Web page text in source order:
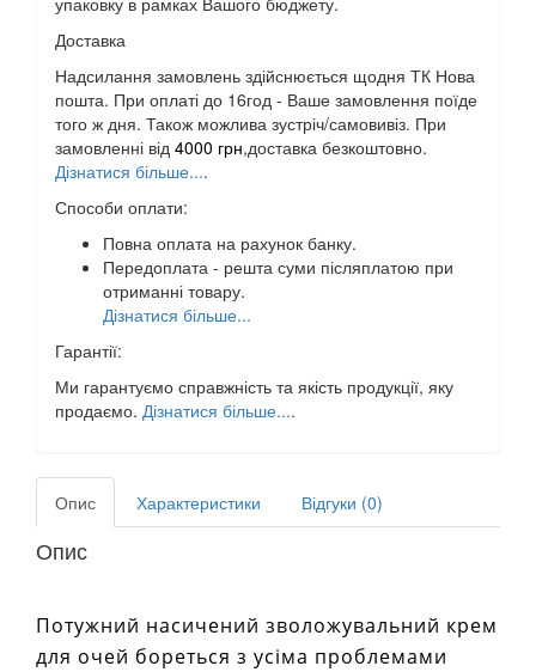
Доставка
Надсилання замовлень здійснюється щодня ТК Нова
пошта. При оплаті до 16год - Ваше замовлення поїде
того ж дня. Також можлива зустріч/самовивіз. При
замовленні від 4000 грн,доставка безкоштовно.
Дізнатися більше....
Способи оплати:
Повна оплата на рахунок банку.
Передоплата - решта суми післяплатою при
отриманні товару.
Дізнатися більше...
Гарантії:
Ми гарантуємо справжність та якість продукції, яку
продаємо. Дізнатися більше....
Опис Характеристики Відгуки (0)
Опис
Потужний насичений зволожувальний крем
для очей бореться з усіма проблемами